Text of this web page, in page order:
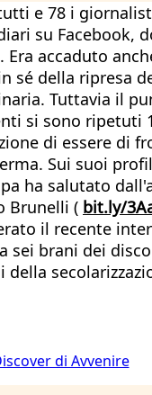
e 78 i
su Facebook,
Era accaduto
sé della ripresa
Tuttavia il
si sono
di essere di
Sui suoi
ha salutato
Brunelli ( bit.ly/
il recente
sei brani dei
di Avvenire